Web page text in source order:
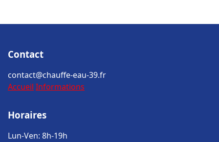
Contact
contact@chauffe-eau-39.fr
Accueil Informations
Horaires
Lun-Ven: 8h-19h